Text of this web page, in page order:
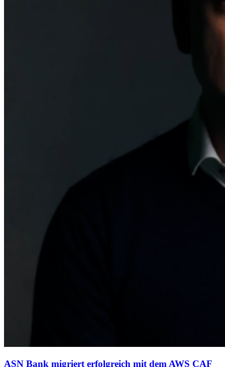
ASN Bank migriert erfolgreich mit dem AWS CAF